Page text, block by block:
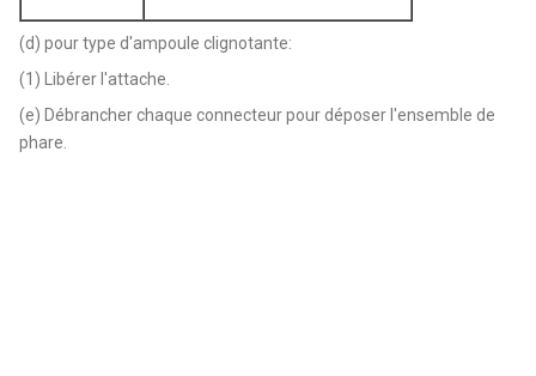
(d) pour type d'ampoule clignotante:
(1) Libérer l'attache.
(e) Débrancher chaque connecteur pour déposer l'ensemble de
phare.